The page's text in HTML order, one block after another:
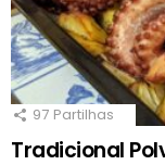
97 Partilhas
Tradicional